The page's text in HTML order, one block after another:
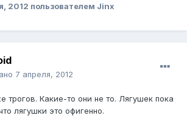
2012 пользователем Jinx
7 апреля, 2012
трогов. Какие-то они не то. Лягушек пока
лягушки это офигенно.